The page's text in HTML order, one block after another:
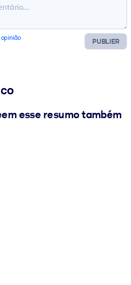
PUBLIER
esse resumo também